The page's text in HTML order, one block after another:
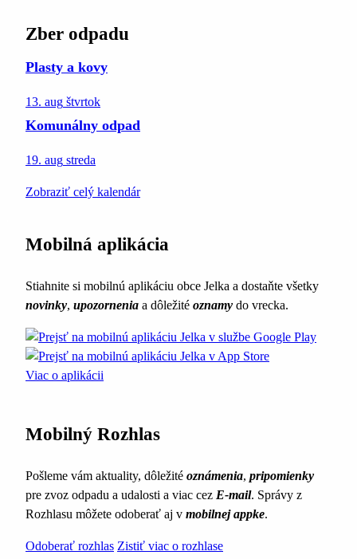
Zber odpadu
Plasty a kovy
13. aug štvrtok
Komunálny odpad
19. aug streda
Zobraziť celý kalendár
Mobilná aplikácia
Stiahnite si mobilnú aplikáciu obce Jelka a dostaňte všetky
novinky, upozornenia a dôležité oznamy do vrecka.
Viac o aplikácii
Mobilný Rozhlas
Pošleme vám aktuality, dôležité oznámenia, pripomienky
pre zvoz odpadu a udalosti a viac cez E-mail. Správy z
Rozhlasu môžete odoberať aj v mobilnej appke.
Odoberať rozhlas Zistiť viac o rozhlase